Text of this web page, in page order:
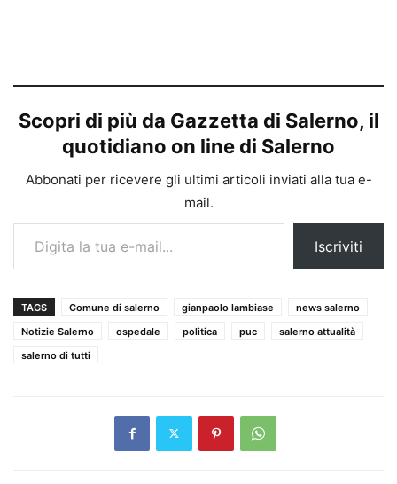
Scopri di più da Gazzetta di Salerno, il
quotidiano on line di Salerno
Abbonati per ricevere gli ultimi articoli inviati alla tua e-
mail.
Digita la tua e-mail...
Iscriviti
TAGS Comune di salerno gianpaolo lambiase
news salerno
Notizie Salerno
ospedale politica puc
salerno attualità
salerno di tutti